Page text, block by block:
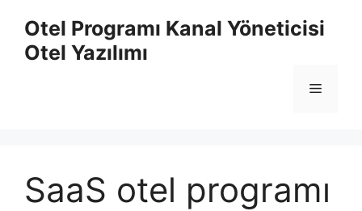
Otel Programı Kanal Yöneticisi
Otel Yazılımı
Menü
SaaS otel programı